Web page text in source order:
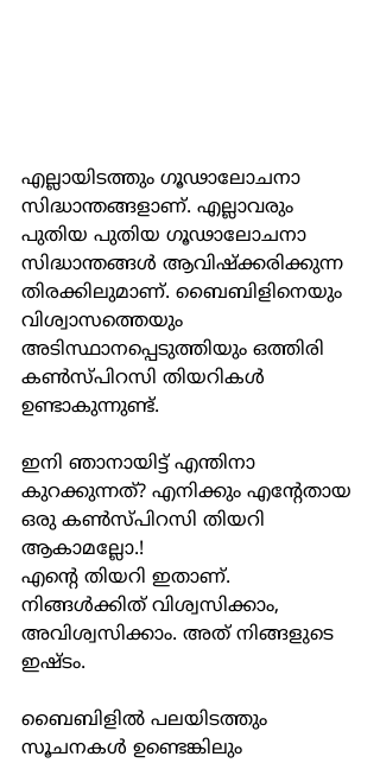
എല്ലായിടത്തും ഗൂഢാലോചനാ
സിദ്ധാന്തങ്ങളാണ്. എല്ലാവരും
പുതിയ പുതിയ ഗൂഢാലോചനാ
സിദ്ധാന്തങ്ങൾ ആവിഷ്ക്കരിക്കുന്ന
തിരക്കിലുമാണ്. ബൈബിളിനെയും
വിശ്വാസത്തെയും
അടിസ്ഥാനപ്പെടുത്തിയും ഒത്തിരി
കൺസ്പിറസി തിയറികൾ
ഉണ്ടാകുന്നുണ്ട്.
ഇനി ഞാനായിട്ട് എന്തിനാ
കുറക്കുന്നത്? എനിക്കും എൻ്റേതായ
ഒരു കൺസ്പിറസി തിയറി
ആകാമല്ലോ.!
എൻ്റെ തിയറി ഇതാണ്.
നിങ്ങൾക്കിത് വിശ്വസിക്കാം,
അവിശ്വസിക്കാം. അത് നിങ്ങളുടെ
ഇഷ്ടം.
ബൈബിളിൽ പലയിടത്തും
സൂചനകൾ ഉണ്ടെങ്കിലും